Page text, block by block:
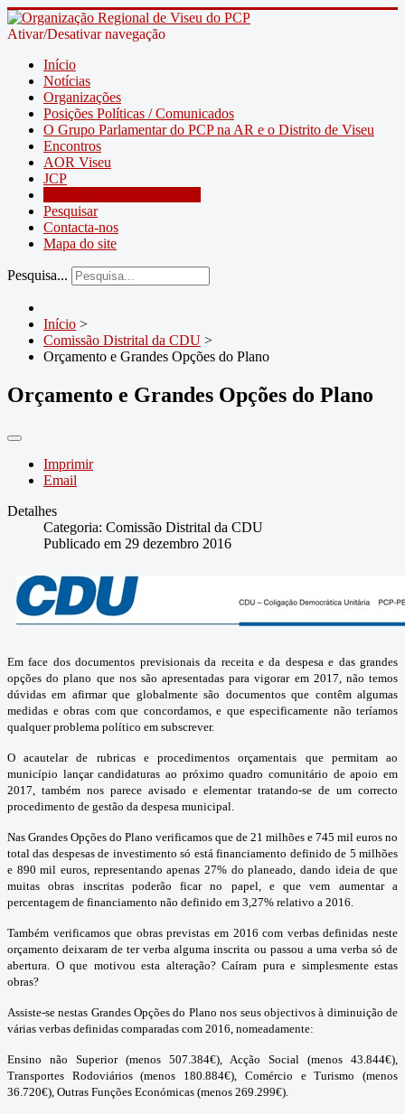
Ativar/Desativar navegação
Início
Notícias
Organizações
Posições Políticas / Comunicados
O Grupo Parlamentar do PCP na AR e o Distrito de Viseu
Encontros
AOR Viseu
JCP
Pesquisar
Contacta-nos
Mapa do site
Pesquisa...
Início >
Comissão Distrital da CDU >
Orçamento e Grandes Opções do Plano
Orçamento e Grandes Opções do Plano
Imprimir
Email
Detalhes
Categoria: Comissão Distrital da CDU
Publicado em 29 dezembro 2016
Em face dos documentos previsionais da receita e da despesa e das grandes
opções do plano que nos são apresentadas para vigorar em 2017, não temos
dúvidas em afirmar que globalmente são documentos que contêm algumas
medidas e obras com que concordamos, e que especificamente não teríamos
qualquer problema político em subscrever.
O acautelar de rubricas e procedimentos orçamentais que permitam ao
município lançar candidaturas ao próximo quadro comunitário de apoio em
2017, também nos parece avisado e elementar tratando-se de um correcto
procedimento de gestão da despesa municipal.
Nas Grandes Opções do Plano verificamos que de 21 milhões e 745 mil euros no
total das despesas de investimento só está financiamento definido de 5 milhões
e 890 mil euros, representando apenas 27% do planeado, dando ideia de que
muitas obras inscritas poderão ficar no papel, e que vem aumentar a
percentagem de financiamento não definido em 3,27% relativo a 2016.
Também verificamos que obras previstas em 2016 com verbas definidas neste
orçamento deixaram de ter verba alguma inscrita ou passou a uma verba só de
abertura. O que motivou esta alteração? Caíram pura e simplesmente estas
obras?
Assiste-se nestas Grandes Opções do Plano nos seus objectivos à diminuição de
várias verbas definidas comparadas com 2016, nomeadamente:
Ensino não Superior (menos 507.384€), Acção Social (menos 43.844€),
Transportes Rodoviários (menos 180.884€), Comércio e Turismo (menos
36.720€), Outras Funções Económicas (menos 269.299€).